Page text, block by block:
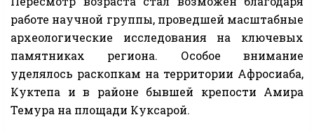
работе научной группы, проведшей масштабные
археологические исследования на ключевых
памятниках региона. Особое внимание
уделялось раскопкам на территории Афросиаба,
Куктепа и в районе бывшей крепости Амира
Темура на площади Куксарой.